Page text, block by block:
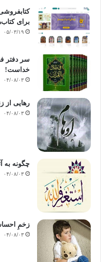
برای
۰۵/۰۳/۱۹
سر دفتر
خداست‌!
۰۴/۰۸/۰۳
رهایی از
۰۴/۰۸/۰۳
چگونه به
۰۴/۰۸/۰۳
زخمِ
۰۴/۰۸/۰۳